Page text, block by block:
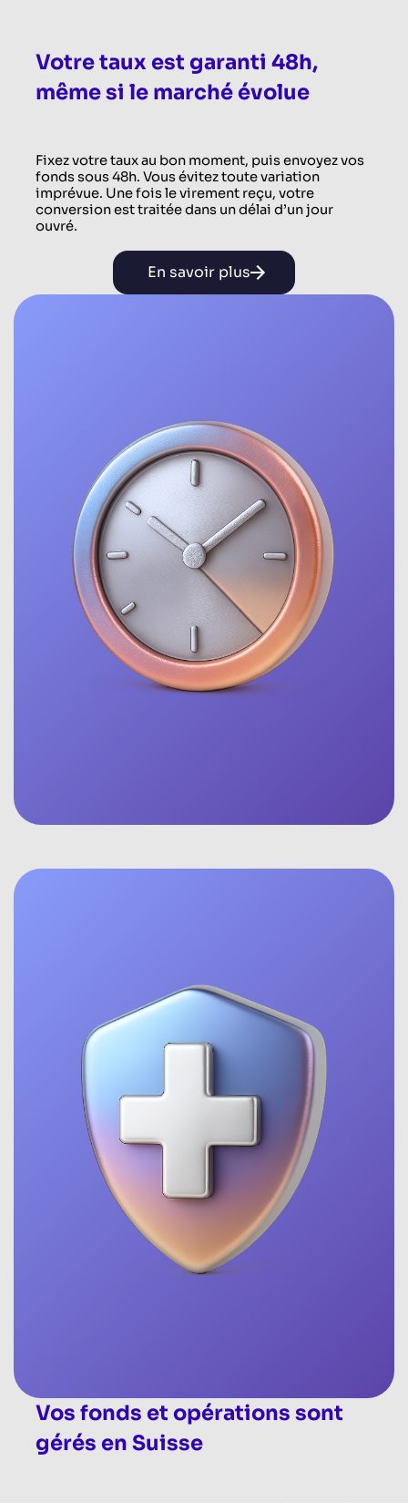
Votre taux est garanti 48h,
même si le marché évolue
Fixez votre taux au bon moment, puis envoyez vos
fonds sous 48h. Vous évitez toute variation
imprévue. Une fois le virement reçu, votre
conversion est traitée dans un délai d’un jour
ouvré.
En savoir plus
Vos fonds et opérations sont
gérés en Suisse